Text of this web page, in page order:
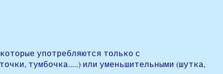
употребляются только с
тумбочка.....) или уменьшительными (шутка,